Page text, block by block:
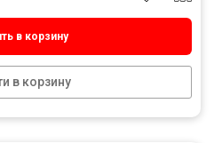
в корзину
в корзину